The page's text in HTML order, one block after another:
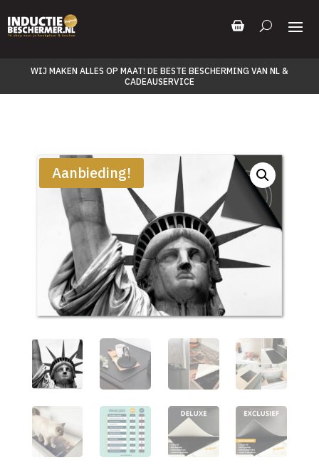
WIJ MAKEN ALLES OP MAAT! DE BESTE BESCHERMING VAN NL &
CADEAUSERVICE
Aanbieding!